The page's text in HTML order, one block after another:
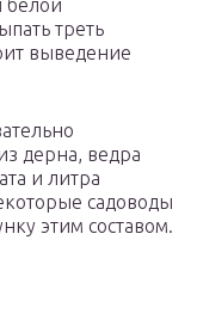
белой
треть
выведение
дерна, ведра
и литра
садоводы
этим составом.